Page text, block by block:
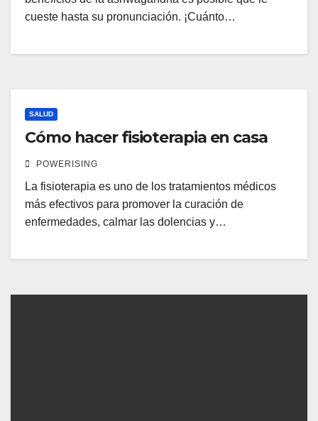
cueste hasta su pronunciación. ¡Cuánto…
SALUD
Cómo hacer fisioterapia en casa
POWERISING
La fisioterapia es uno de los tratamientos médicos
más efectivos para promover la curación de
enfermedades, calmar las dolencias y…